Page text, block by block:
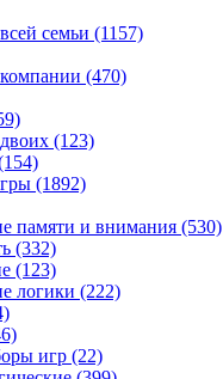
семьи (1157)
(470)
(123)
(1892)
памяти и внимания (530)
(332)
(123)
логики (222)
игр (22)